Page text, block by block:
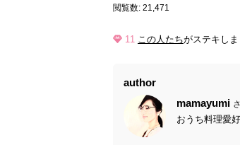
閲覧数: 21,471
11 この人たちがステキしま
author
mamayumi
おうち料理愛